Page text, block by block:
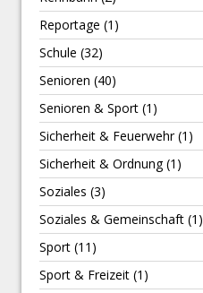
Reportage (1)
Schule (32)
Senioren (40)
Senioren & Sport (1)
Sicherheit & Feuerwehr(1)
Sicherheit & Ordnung(1)
Soziales (3)
Soziales & Gemeinschaft (1)
Sport (11)
Sport & Freizeit (1)